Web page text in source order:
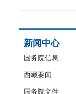
新闻中心
国务院信息
西藏要闻
国务院文件